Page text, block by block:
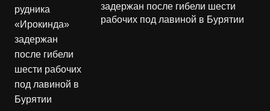
задержан после гибели шести
рабочих под лавиной в Бурятии